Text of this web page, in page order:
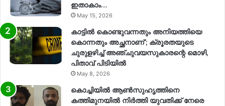
ഇതാകാം…
May 15, 2026
കാട്ടിൽ കൊണ്ടുവന്നതും അനിയത്തിയെ
കൊന്നതും അച്ഛനാണ്’; ക്രൂരതയുടെ
ചുരുളഴിച്ച് അഞ്ചുവയസുകാരന്റെ മൊഴി,
പിതാവ് പിടിയിൽ
May 8, 2026
കൊച്ചിയിൽ ആൺസുഹൃത്തിനെ
കത്തിമുനയിൽ നിർത്തി യുവതിക്ക് നേരെ